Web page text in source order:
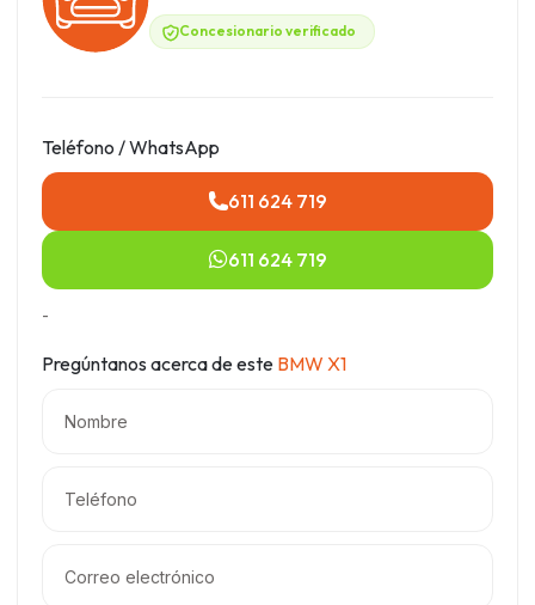
Concesionario verificado
Teléfono / WhatsApp
611 624 719
611 624 719
-
Pregúntanos acerca de este BMW X1